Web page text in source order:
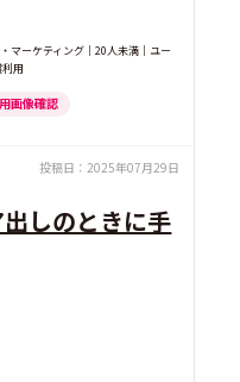
マーケティング｜20人未満｜ユー
用
画像確認
投稿日： 2025年07月29日
しのときに手